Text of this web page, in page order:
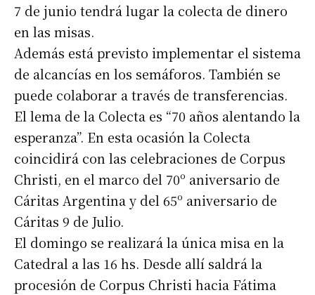
7 de junio tendrá lugar la colecta de dinero
en las misas.
Además está previsto implementar el sistema
de alcancías en los semáforos. También se
puede colaborar a través de transferencias.
El lema de la Colecta es “70 años alentando la
esperanza”. En esta ocasión la Colecta
coincidirá con las celebraciones de Corpus
Christi, en el marco del 70º aniversario de
Cáritas Argentina y del 65º aniversario de
Cáritas 9 de Julio.
El domingo se realizará la única misa en la
Catedral a las 16 hs. Desde allí saldrá la
procesión de Corpus Christi hacia Fátima